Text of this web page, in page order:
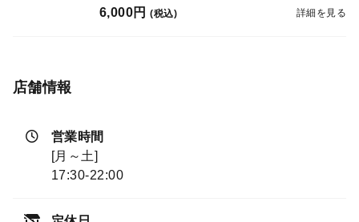
茶、玉露、烏龍茶等）を中心としたノンアルコ
6,000円 (税込) 詳細を見る
店舗情報
営業時間
[月～土]
17:30-22:00